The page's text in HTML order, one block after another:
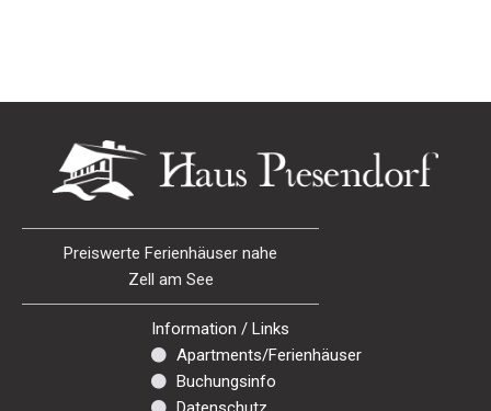
Preiswerte Ferienhäuser nahe
Zell am See
Information / Links
Apartments/Ferienhäuser
Buchungsinfo